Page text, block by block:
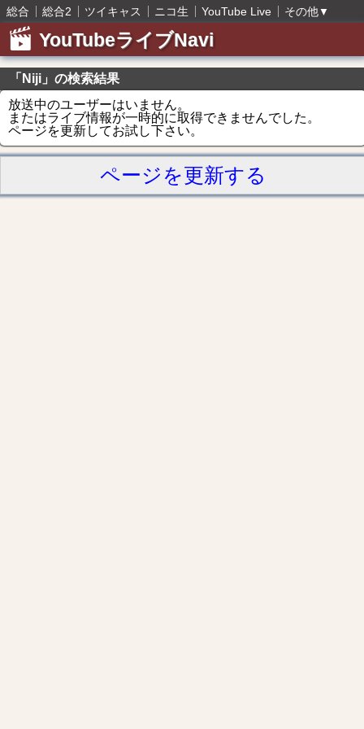
総合 総合2 ツイキャス ニコ生 YouTube Live その他▼
YouTubeライブNavi
「Niji」の検索結果
放送中のユーザーはいません。
またはライブ情報が一時的に取得できませんでした。
ページを更新してお試し下さい。
ページを更新する